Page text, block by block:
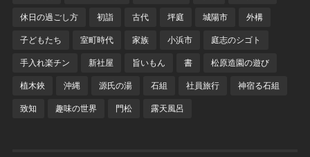
休日の過ごし方 初詣 古代 坪庭 城陽市 外構
子どもたち 室町時代 家族 小浜市 庭志のシゴト
手入れ楽チン 新社屋 旨いもん 書 松原造園の遊び
植木鋏 沖縄 源氏の湯 石組 社員旅行 神宿る石組
致知 趣味の世界 門松 露天風呂